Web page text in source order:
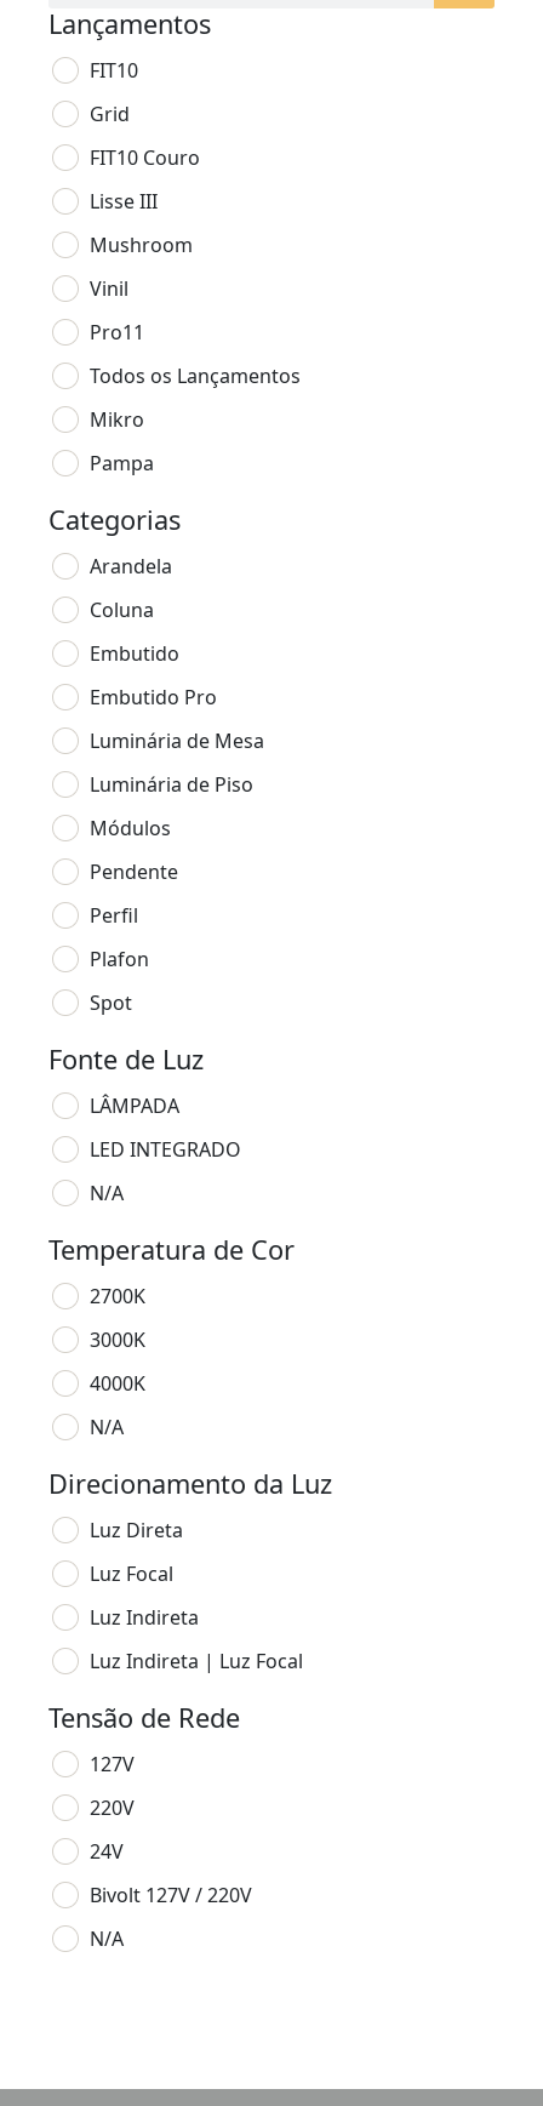
Lançamentos
FIT10
Grid
FIT10 Couro
Lisse III
Mushroom
Vinil
Pro11
Todos os Lançamentos
Mikro
Pampa
Categorias
Arandela
Coluna
Embutido
Embutido Pro
Luminária de Mesa
Luminária de Piso
Módulos
Pendente
Perfil
Plafon
Spot
Fonte de Luz
LÂMPADA
LED INTEGRADO
N/A
Temperatura de Cor
2700K
3000K
4000K
N/A
Direcionamento da Luz
Luz Direta
Luz Focal
Luz Indireta
Luz Indireta | Luz Focal
Tensão de Rede
127V
220V
24V
Bivolt 127V / 220V
N/A